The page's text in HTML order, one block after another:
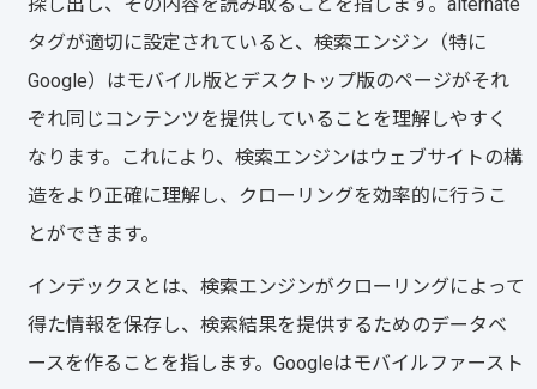
タグが適切に設定されていると、検索エンジン（特に
Google）はモバイル版とデスクトップ版のページがそれ
ぞれ同じコンテンツを提供していることを理解しやすく
なります。これにより、検索エンジンはウェブサイトの構
造をより正確に理解し、クローリングを効率的に行うこ
とができます。
インデックスとは、検索エンジンがクローリングによって
得た情報を保存し、検索結果を提供するためのデータベ
ースを作ることを指します。Googleはモバイルファースト